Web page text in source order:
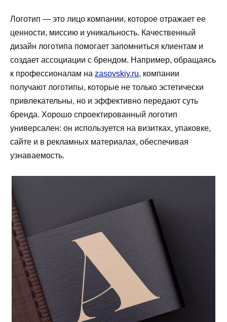
Логотип — это лицо компании, которое отражает ее
ценности, миссию и уникальность. Качественный
дизайн логотипа помогает запомниться клиентам и
создает ассоциации с брендом. Например, обращаясь
к профессионалам на zasovskiy.ru, компании
получают логотипы, которые не только эстетически
привлекательны, но и эффективно передают суть
бренда. Хорошо спроектированный логотип
универсален: он используется на визитках, упаковке,
сайте и в рекламных материалах, обеспечивая
узнаваемость.